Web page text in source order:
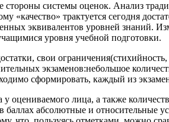
системы оценок. Анализ
трактуется сегодня
эквивалентов уровней знаний.
уровня учебной подготовки.
свои
экзаменов:небольшое
сформировать, каждый из
оцениваемого лица, а также
абсолютные и относительные